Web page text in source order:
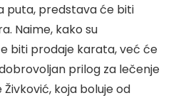
puta, predstava će biti
Naime, kako su
biti prodaje karata, već će
prilog za lečenje
koja boluje od